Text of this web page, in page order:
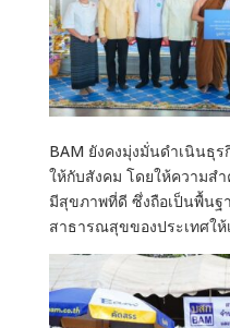
BAM ยังคงมุ่งมั่นดำเนินธุ
ให้กับสังคม โดยให้ความส
มีสุขภาพที่ดี ซึ่งถือเป็นพื้น
สาธารณสุขของประเทศให้